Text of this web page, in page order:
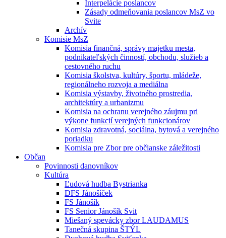
Interpelácie poslancov
Zásady odmeňovania poslancov MsZ vo
Svite
Archív
Komisie MsZ
Komisia finančná, správy majetku mesta,
podnikateľských činností, obchodu, služieb a
cestovného ruchu
Komisia školstva, kultúry, športu, mládeže,
regionálneho rozvoja a mediálna
Komisia výstavby, životného prostredia,
architektúry a urbanizmu
Komisia na ochranu verejného záujmu pri
výkone funkcií verejných funkcionárov
Komisia zdravotná, sociálna, bytová a verejného
poriadku
Komisia pre Zbor pre občianske záležitosti
Občan
Povinnosti danovníkov
Kultúra
Ľudová hudba Bystrianka
DFS Jánošíček
FS Jánošík
FS Senior Jánošík Svit
Miešaný spevácky zbor LAUDAMUS
Tanečná skupina ŠTÝL